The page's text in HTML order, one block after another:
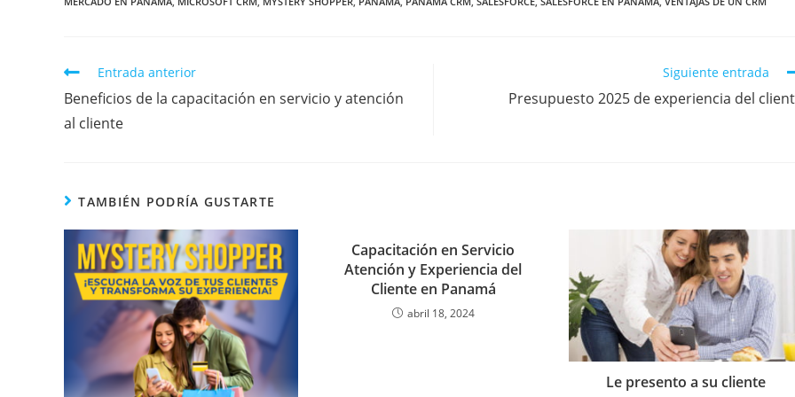
Entrada anterior
Beneficios de la capacitación en servicio y atención
al cliente
Siguiente entrada
Presupuesto 2025 de experiencia del
TAMBIÉN PODRÍA GUSTARTE
Capacitación en Servicio
Atención y Experiencia del
Cliente en Panamá
abril 18, 2024
Le presento a su cliente